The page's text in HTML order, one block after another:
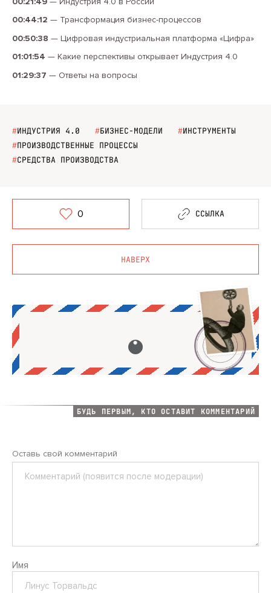
00:44:12 — Трансформация бизнес-процессов
00:50:38 — Цифровая индустриальная платформа «Цифра»
01:01:54 — Какие перспективы открывает Индустрия 4.0
01:29:37 — Ответы на вопросы
#ИНДУСТРИЯ 4.0 #БИЗНЕС-МОДЕЛИ #ИНСТРУМЕНТЫ
#ПРОИЗВОДСТВЕННЫЕ ПРОЦЕССЫ
#СРЕДСТВА ПРОИЗВОДСТВА
0 ССЫЛКА
НАВЕРХ
БУДЬ ПЕРВЫМ, КТО ОСТАВИТ КОММЕНТАРИЙ
Оставь свой комментарий
Имя